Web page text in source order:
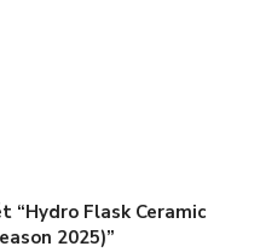
“Hydro Flask Ceramic
2025)”